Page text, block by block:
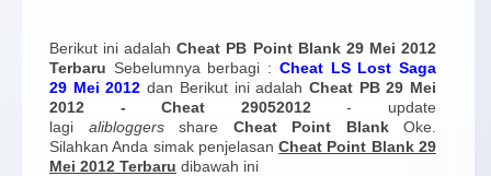
Berikut ini adalahCheat PB Point Blank 29 Mei 2012
Terbaru Sebelumnya berbagi : Cheat LS Lost Saga
29 Mei 2012 dan Berikut ini adalah Cheat PB 29 Mei
2012 - Cheat 29052012- update
lagi alibloggers share Cheat Point BlankOke.
Silahkan Anda simak penjelasanCheat Point Blank 29
Mei 2012 Terbaru dibawah ini